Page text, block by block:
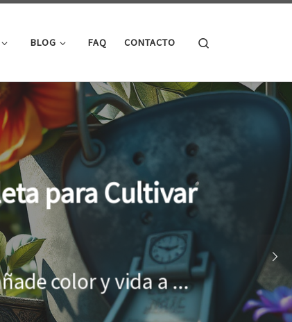
BLOG FAQ CONTACTO
óptimo de
entorno adecuado